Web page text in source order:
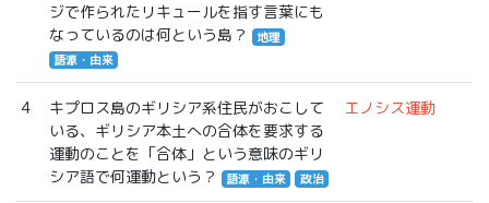
ジで作られたリキュールを指す言葉にも
なっているのは何という島？
地理
語源・由来
4
キプロス島のギリシア系住民がおこして
いる、ギリシア本土への合体を要求する
運動のことを「合体」という意味のギリ
シア語で何運動という？
語源・由来 政治
エノシス運動